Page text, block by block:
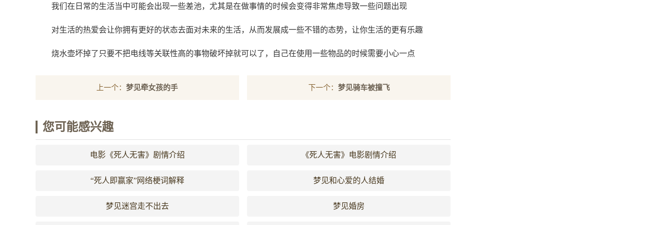
我们在日常的生活当中可能会出现一些差池，尤其是在做事情的时候会变得非常焦虑导致一些问题出现
对生活的热爱会让你拥有更好的状态去面对未来的生活，从而发展成一些不错的态势，让你生活的更有乐趣
烧水壶坏掉了只要不把电线等关联性高的事物破坏掉就可以了，自己在使用一些物品的时候需要小心一点
上一个：梦见牵女孩的手 下一个： 梦见骑车被撞飞
您可能感兴趣
电影《死人无害》剧情介绍 《死人无害》电影剧情介绍
“​死人即赢家”网络梗词解释 梦见和心爱的人结婚
梦见迷宫走不出去 梦见婚房